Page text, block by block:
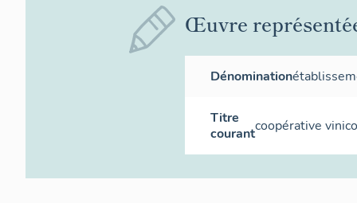
Œuvre
Dénomination
Titre
courantcoopérative